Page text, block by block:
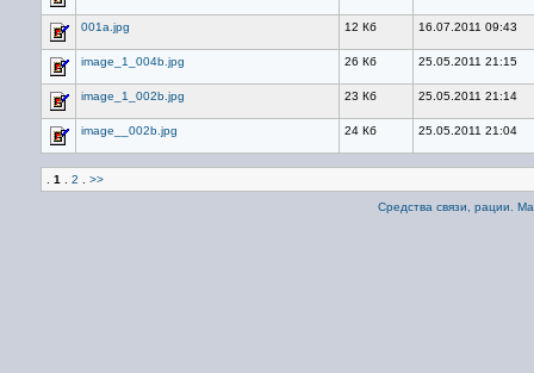
001a.jpg 12 Кб 16.07.2011 09:43
image_1_004b.jpg 26 Кб 25.05.2011 21:15
image_1_002b.jpg 23 Кб 25.05.2011 21:14
image__002b.jpg 24 Кб 25.05.2011 21:04
1 2 >>
Средства связи, рации.